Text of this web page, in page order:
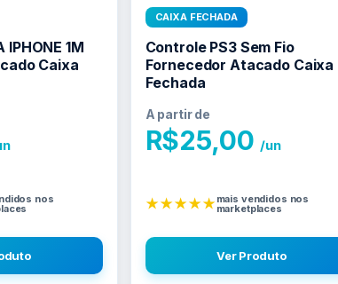
IPHONE 1M
Caixa
nos
CAIXA FECHADA
Controle PS3 Sem Fio
Fornecedor Atacado Caixa
Fechada
A partir de
R$25,00 /un
★★★★★mais vendidos nos
marketplaces
Ver Produto